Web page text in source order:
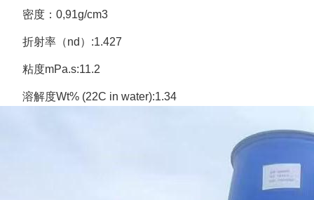
密度：0,91g/cm3
折射率（nd）:1.427
粘度mPa.s:11.2
溶解度Wt% (22C in water):1.34